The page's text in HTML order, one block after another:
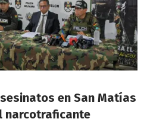
en San Matías
narcotraficante